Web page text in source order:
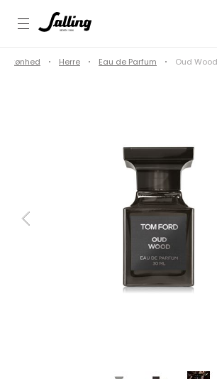
Skønhed Herre Eau de Parfum Oud